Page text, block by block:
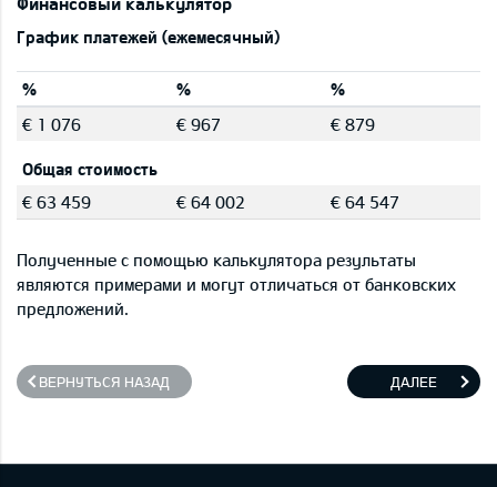
График платежей (ежемесячный)
% %
%
€ 1 076
€ 967 € 879
Общая стоимость
€ 63 459
€ 64 002 € 64 547
Полученные с помощью калькулятора результаты
являются примерами и могут отличаться от банковских
предложений.
ВЕРНУТЬСЯ НАЗАД ДАЛЕЕ